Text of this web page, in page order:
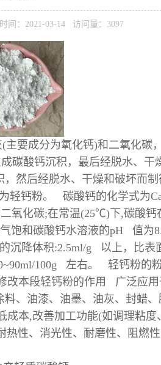
时间：2021-03-14 访问量：3097
主要成分为氧化钙)和二氧化碳
碳酸钙沉积，最后经脱水、干
然后经脱水、干燥和破坏而
轻钙粉。 碳酸钙的化学式为
氧化碳;在常温(25℃)下,碳酸
饱和碳酸钙水溶液的pH 值为
的沉降体积:2.5ml/g 以上，比表
100g 左右。 轻钙粉的
段轻钙粉的作用 广泛应用
、油漆、油墨、油灰、封蜡
本,改善加工功能(如调理粘
热性、消光性、耐磨性、阻